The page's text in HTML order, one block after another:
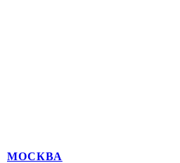
МОСКВА